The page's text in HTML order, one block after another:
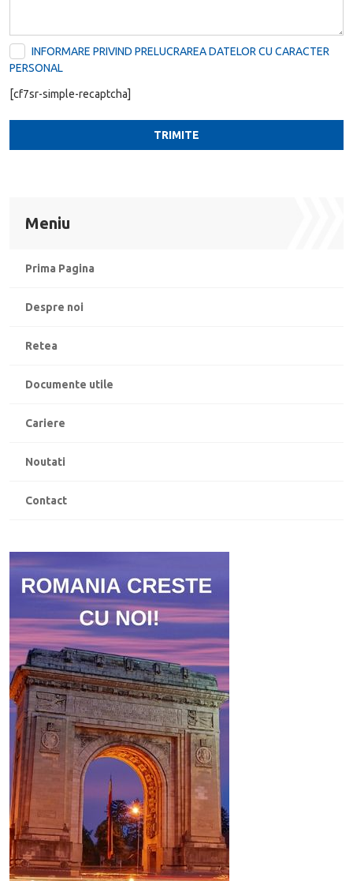
Meniu
Prima Pagina
Despre noi
Retea
Documente utile
Cariere
Noutati
Contact
INFORMARE PRIVIND PRELUCRAREA DATELOR CU CARACTER
PERSONAL
[cf7sr-simple-recaptcha]